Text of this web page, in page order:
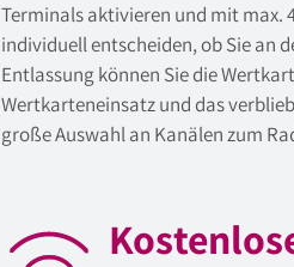
Terminals aktivieren und mit max.
individuell entscheiden, ob Sie an
Entlassung können Sie die
Wertkarteneinsatz und das
große Auswahl an Kanälen zum